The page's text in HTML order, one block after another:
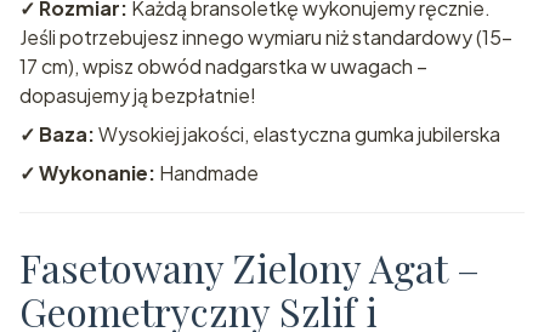
✓ Rozmiar: Każdą bransoletkę wykonujemy ręcznie.
Jeśli potrzebujesz innego wymiaru niż standardowy (15-
17 cm), wpisz obwód nadgarstka w uwagach –
dopasujemy ją bezpłatnie!
✓ Baza:Wysokiej jakości, elastyczna gumka jubilerska
✓ Wykonanie: Handmade
Fasetowany Zielony Agat –
Geometryczny Szlif i